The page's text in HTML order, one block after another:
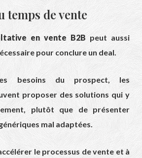
temps de vente
en vente B2B peut aussi
pour conclure un deal.
besoins du prospect, les
proposer des solutions qui y
plutôt que de présenter
mal adaptées.
le processus de vente et à